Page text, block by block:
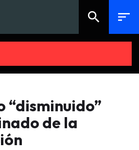
search sort
“disminuido”
de la